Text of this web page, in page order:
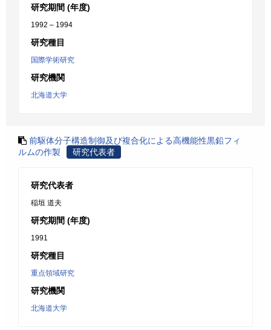
研究期間 (年度)
1992 – 1994
研究種目
国際学術研究
研究機関
北海道大学
前駆体分子構造制御及び複合化による高機能性黒鉛フィ
ルムの作製
研究代表者
研究代表者
稲垣 道夫
研究期間 (年度)
1991
研究種目
重点領域研究
研究機関
北海道大学